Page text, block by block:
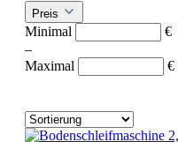
Preis
Minimal
€
–
Maximal
€